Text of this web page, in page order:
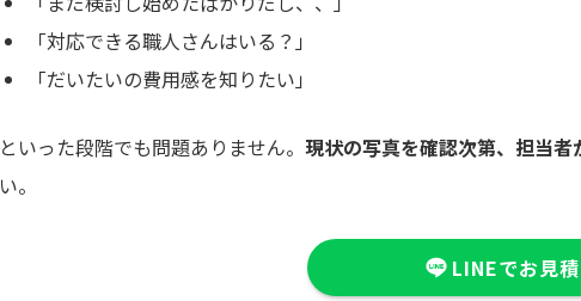
「対応できる職人さんはいる？」
「だいたいの費用感を知りたい」
といった段階でも問題ありません。 現状の写真を確認次第、担当者
い。
LINEでお見積